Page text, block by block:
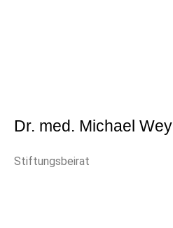
Dr. med. Michael Wey
Stiftungsbeirat